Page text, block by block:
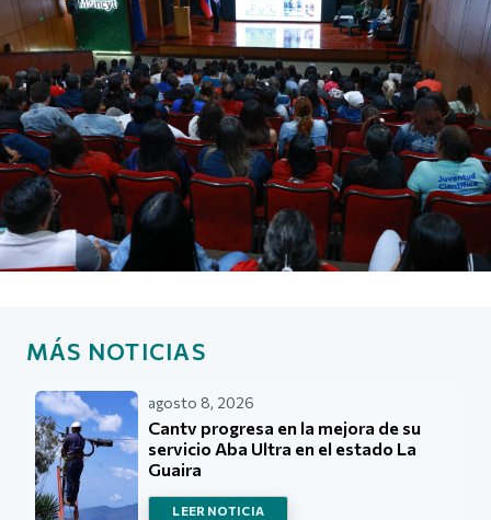
MÁS NOTICIAS
agosto 8, 2026
Cantv progresa en la mejora de su
servicio Aba Ultra en el estado La
Guaira
LEER NOTICIA